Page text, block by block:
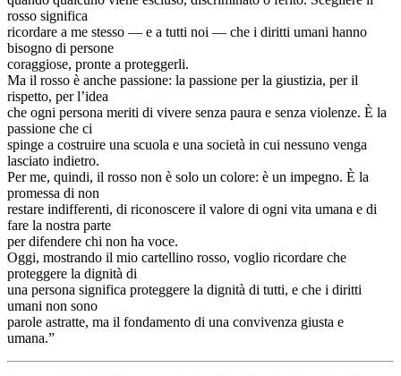
rosso significa
ricordare a me stesso — e a tutti noi — che i diritti umani hanno
bisogno di persone
coraggiose, pronte a proteggerli.
Ma il rosso è anche passione: la passione per la giustizia, per il
rispetto, per l’idea
che ogni persona meriti di vivere senza paura e senza violenze. È la
passione che ci
spinge a costruire una scuola e una società in cui nessuno venga
lasciato indietro.
Per me, quindi, il rosso non è solo un colore: è un impegno. È la
promessa di non
restare indifferenti, di riconoscere il valore di ogni vita umana e di
fare la nostra parte
per difendere chi non ha voce.
Oggi, mostrando il mio cartellino rosso, voglio ricordare che
proteggere la dignità di
una persona significa proteggere la dignità di tutti, e che i diritti
umani non sono
parole astratte, ma il fondamento di una convivenza giusta e
umana.”